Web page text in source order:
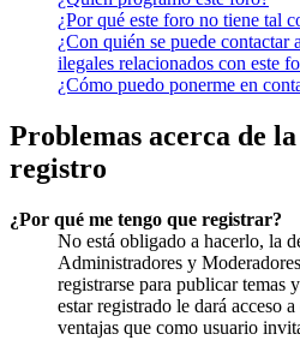
¿Por qué este foro no tiene tal
¿Con quién se puede contactar
ilegales relacionados con este
¿Cómo puedo ponerme en
Problemas acerca de
registro
¿Por qué me tengo que registrar?
No está obligado a hacerlo, la
Administradores y
registrarse para publicar temas
estar registrado le dará acceso
ventajas que como usuario